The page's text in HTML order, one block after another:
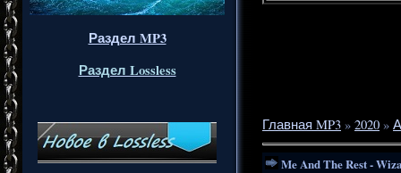
Раздел MP3
Раздел Lossless
Главная MP3 » 2020 »
Me And The Rest -